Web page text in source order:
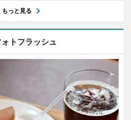
もっと見る
ォトフラッシュ